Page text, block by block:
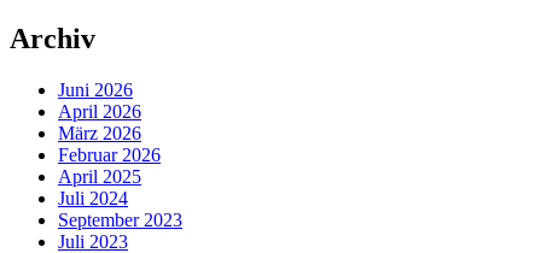
Archiv
Juni 2026
April 2026
März 2026
Februar 2026
April 2025
Juli 2024
September 2023
Juli 2023